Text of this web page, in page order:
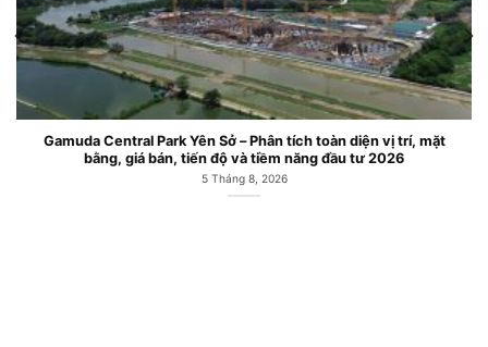
Gamuda Central Park Yên Sở – Phân tích toàn diện vị trí, mặt
bằng, giá bán, tiến độ và tiềm năng đầu tư 2026
5 Tháng 8, 2026